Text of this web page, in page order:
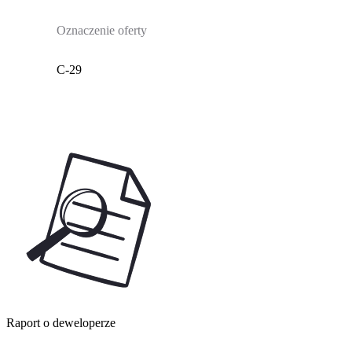
Oznaczenie oferty
C-29
Raport o deweloperze